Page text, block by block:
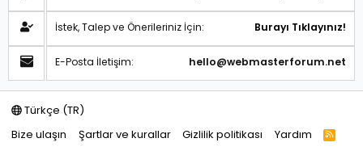
İstek, Talep ve Önerileriniz İçin: Burayı Tıklayınız!
E-Posta İletişim: hello@webmasterforum.net
Türkçe (TR)
Bize ulaşın
Şartlar ve kurallar Gizlilik politikası Yardım
R
S